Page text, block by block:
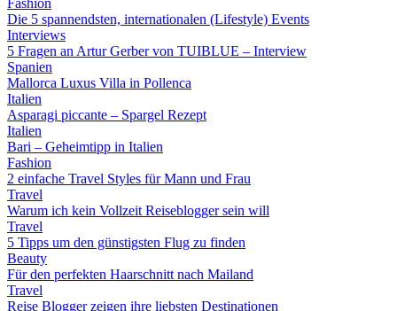
Fashion
Die 5 spannendsten, internationalen (Lifestyle) Events
Interviews
5 Fragen an Artur Gerber von TUIBLUE – Interview
Spanien
Mallorca Luxus Villa in Pollenca
Italien
Asparagi piccante – Spargel Rezept
Italien
Bari – Geheimtipp in Italien
Fashion
2 einfache Travel Styles für Mann und Frau
Travel
Warum ich kein Vollzeit Reiseblogger sein will
Travel
5 Tipps um den günstigsten Flug zu finden
Beauty
Für den perfekten Haarschnitt nach Mailand
Travel
Reise Blogger zeigen ihre liebsten Destinationen